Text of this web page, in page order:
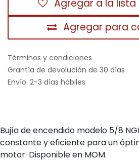
Agregar para
Agregar a la
Términos y condiciones
Grantía de devolución de 30 días
Envío: 2-3 días hábiles
Bujía de encendido modelo 5/8
constante y eficiente para un
motor. Disponible en MOM.